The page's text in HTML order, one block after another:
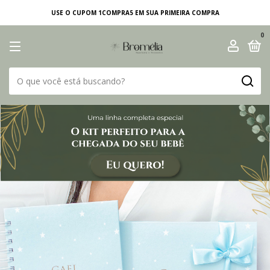
USE O CUPOM 1COMPRA5 EM SUA PRIMEIRA COMPRA
0